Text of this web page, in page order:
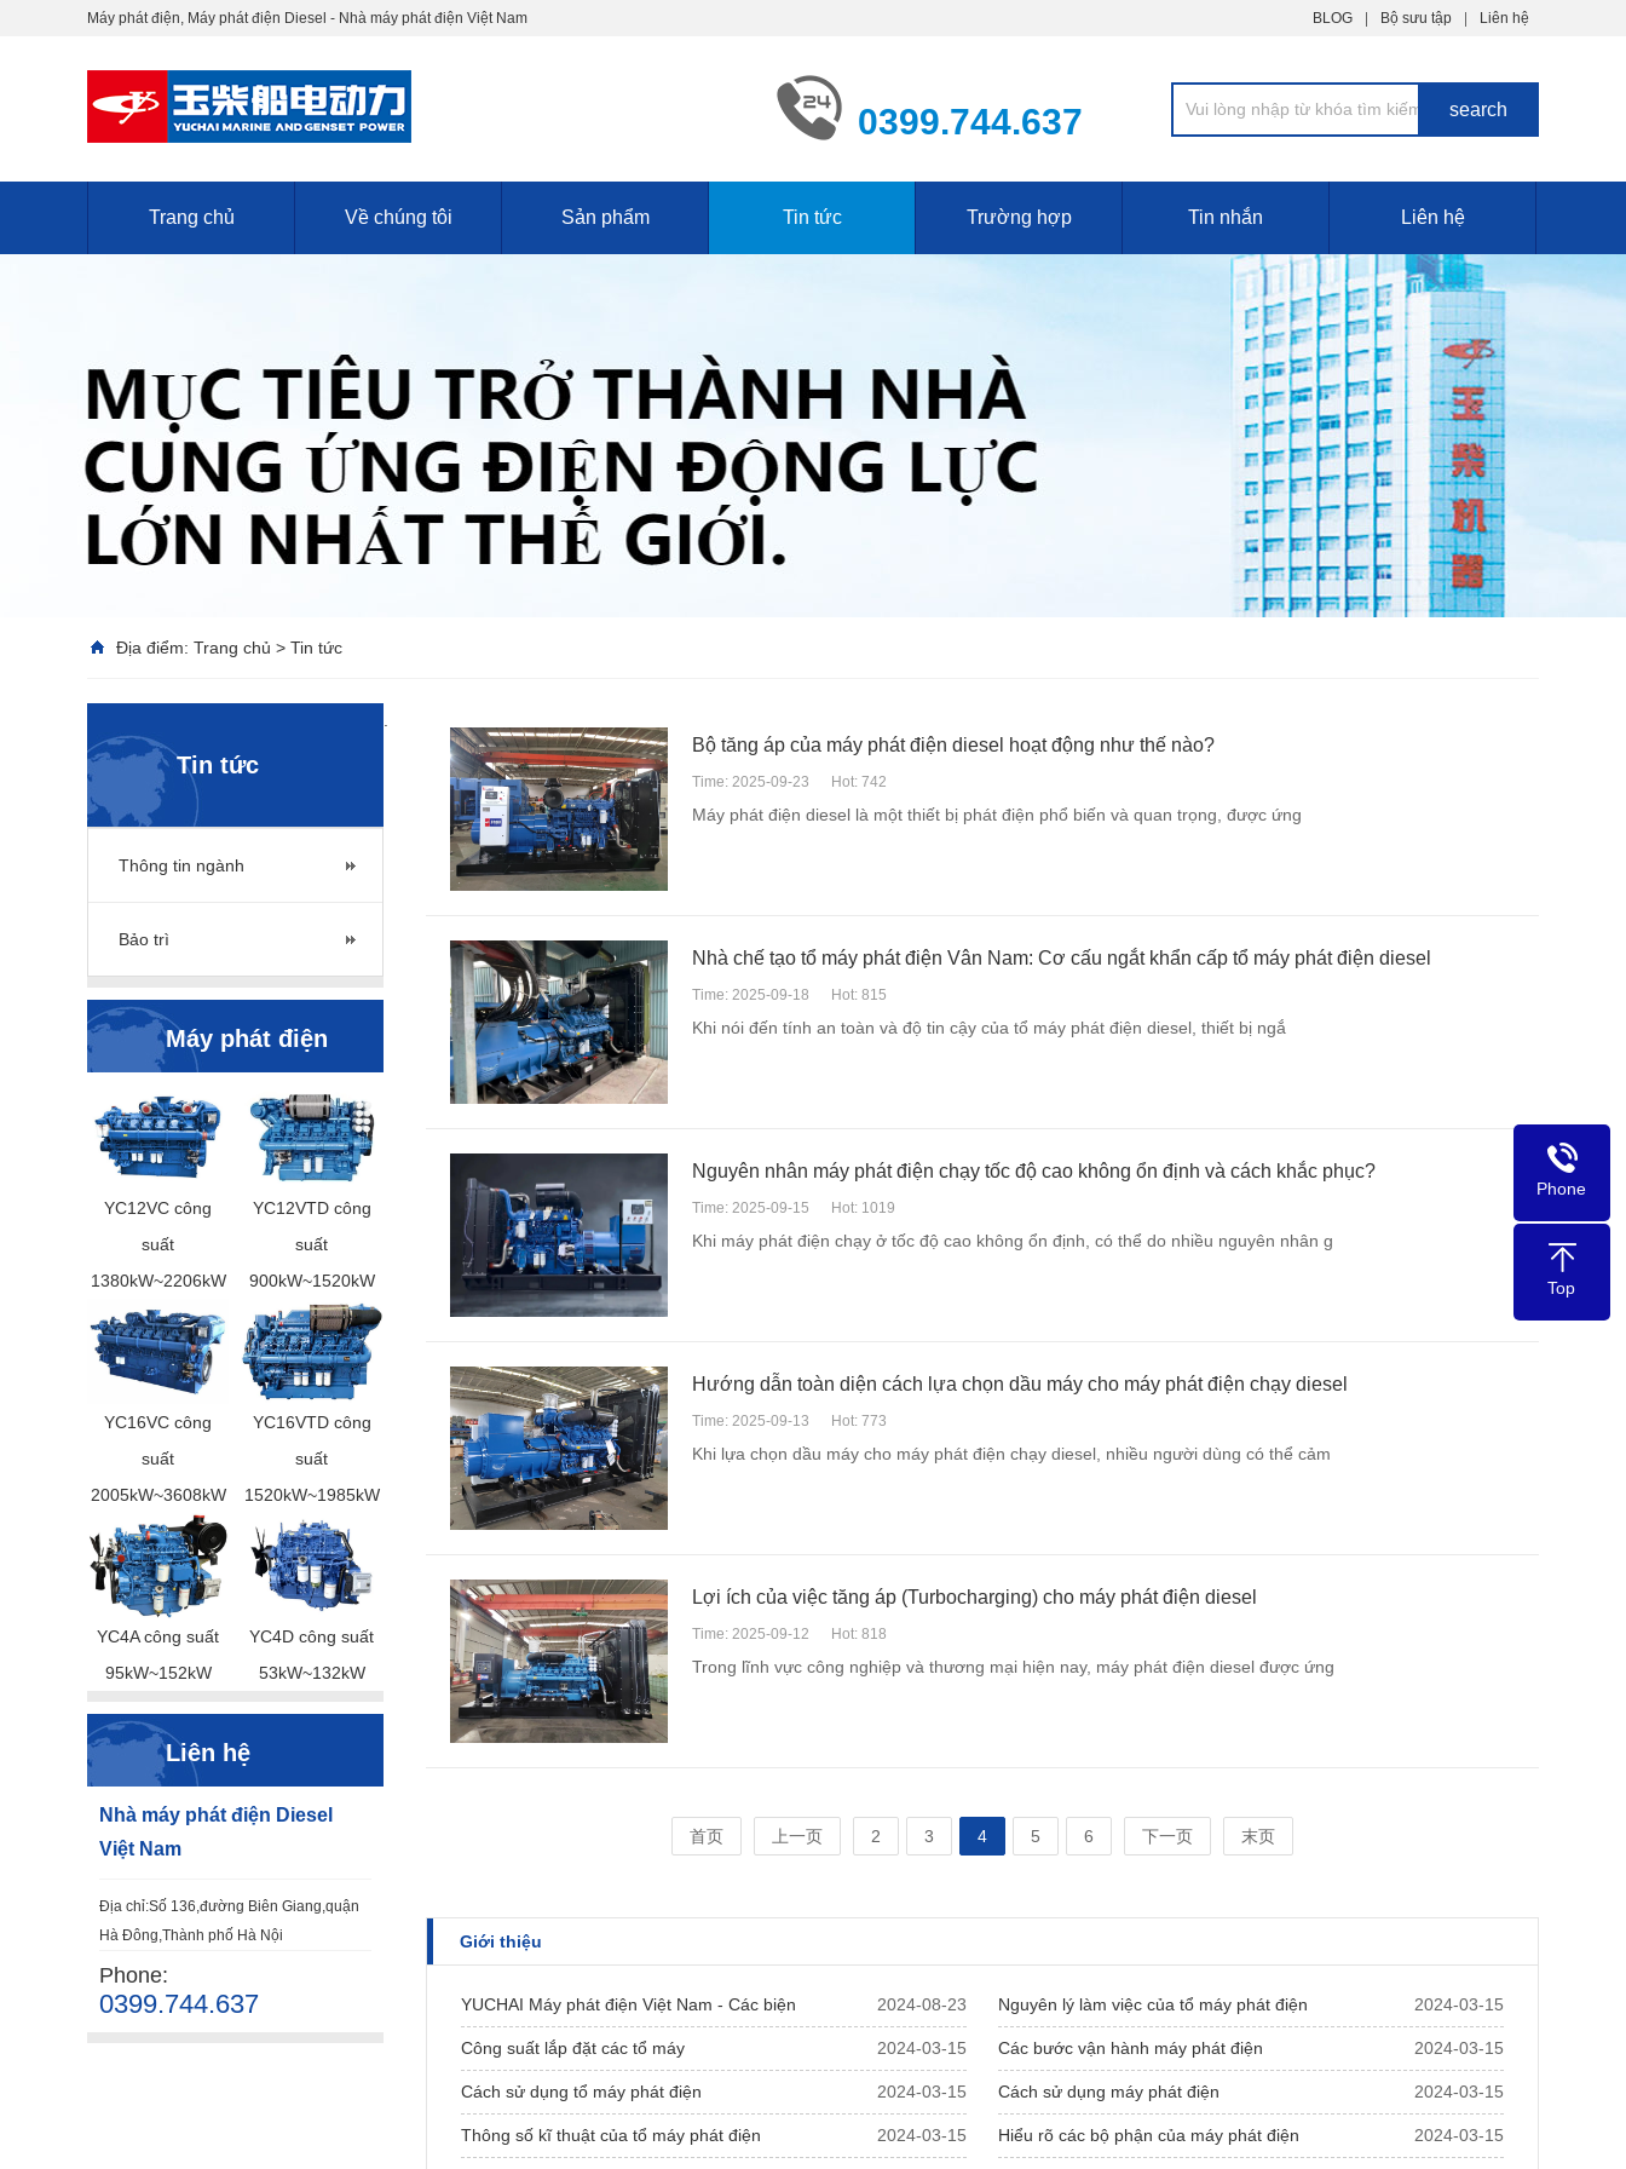
Máy phát điện, Máy phát điện Diesel - Nhà máy phát điện Việt Nam BLOG Bộ sưu tập Liên hệ
0399.744.637
Trang chủ Về chúng tôi Sản phẩm Tin tức Trường hợp Tin nhắn Liên hệ
Phone
Top
Địa điểm: Trang chủ > Tin tức
Tin tức
Thông tin ngành
Bảo trì
Máy phát điện
YC12VC công
suất
1380kW~2206kW
YC12VTD công
suất
900kW~1520kW
YC16VC công
suất
2005kW~3608kW
YC16VTD công
suất
1520kW~1985kW
YC4A công suất
95kW~152kW
YC4D công suất
53kW~132kW
Liên hệ
Nhà máy phát điện Diesel
Việt Nam
Địa chỉ:Số 136,đường Biên Giang,quận
Hà Đông,Thành phố Hà Nội
Phone:
0399.744.637
Bộ tăng áp của máy phát điện diesel hoạt động như thế nào?
Time: 2025-09-23 Hot: 742
Máy phát điện diesel là một thiết bị phát điện phổ biến và quan trọng, được ứng
Nhà chế tạo tổ máy phát điện Vân Nam: Cơ cấu ngắt khẩn cấp tổ máy phát điện diesel
Time: 2025-09-18 Hot: 815
Khi nói đến tính an toàn và độ tin cậy của tổ máy phát điện diesel, thiết bị ngắ
Nguyên nhân máy phát điện chạy tốc độ cao không ổn định và cách khắc phục?
Time: 2025-09-15 Hot: 1019
Khi máy phát điện chạy ở tốc độ cao không ổn định, có thể do nhiều nguyên nhân g
Hướng dẫn toàn diện cách lựa chọn dầu máy cho máy phát điện chạy diesel
Time: 2025-09-13 Hot: 773
Khi lựa chọn dầu máy cho máy phát điện chạy diesel, nhiều người dùng có thể cảm
Lợi ích của việc tăng áp (Turbocharging) cho máy phát điện diesel
Time: 2025-09-12 Hot: 818
Trong lĩnh vực công nghiệp và thương mại hiện nay, máy phát điện diesel được ứng
首页 上一页 2 3 4 5 6 下一页 末页
Giới thiệu
2024-08-23
YUCHAI Máy phát điện Việt Nam - Các biện 2024-03-15
Nguyên lý làm việc của tổ máy phát điện
2024-03-15
Công suất lắp đặt các tổ máy 2024-03-15
Các bước vận hành máy phát điện
2024-03-15
Cách sử dụng tổ máy phát điện 2024-03-15
Cách sử dụng máy phát điện
2024-03-15
Thông số kĩ thuật của tổ máy phát điện 2024-03-15
Hiểu rõ các bộ phận của máy phát điện